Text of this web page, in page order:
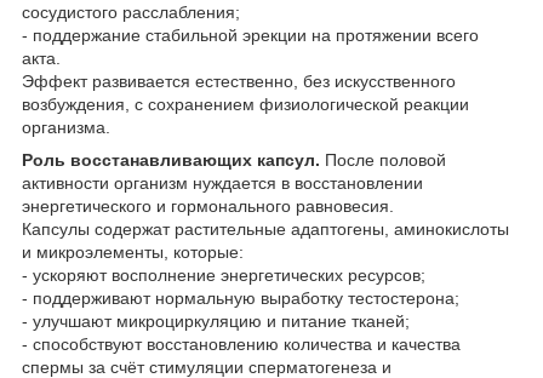
сосудистого расслабления;
- поддержание стабильной эрекции на протяжении всего
акта.
Эффект развивается естественно, без искусственного
возбуждения, с сохранением физиологической реакции
организма.
Роль восстанавливающих капсул. После половой
активности организм нуждается в восстановлении
энергетического и гормонального равновесия.
Капсулы содержат растительные адаптогены, аминокислоты
и микроэлементы, которые:
- ускоряют восполнение энергетических ресурсов;
- поддерживают нормальную выработку тестостерона;
- улучшают микроциркуляцию и питание тканей;
- способствуют восстановлению количества и качества
спермы за счёт стимуляции сперматогенеза и